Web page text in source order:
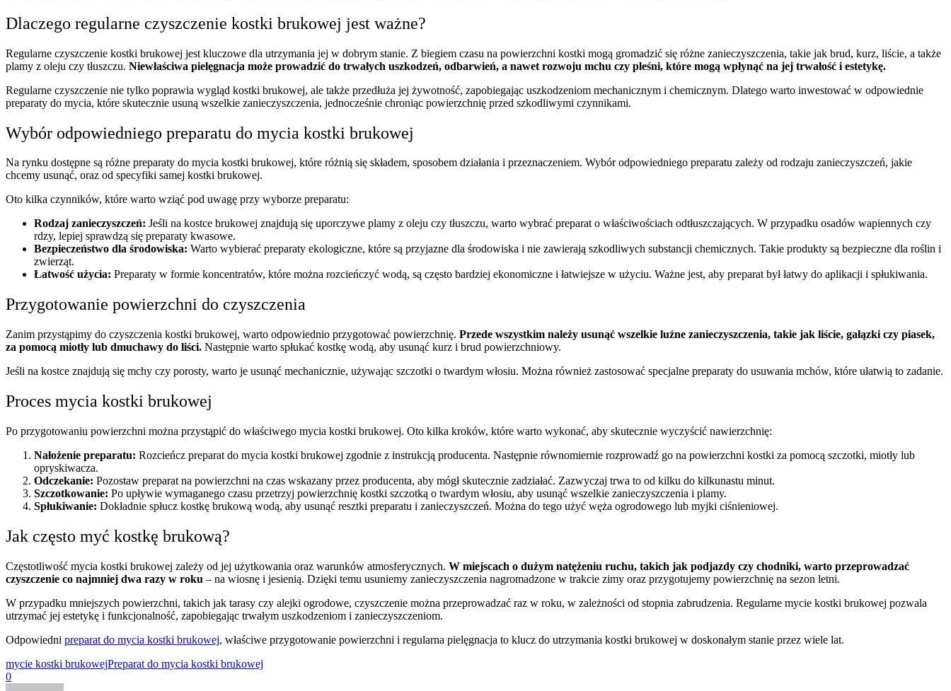
Dlaczego regularne czyszczenie kostki brukowej jest ważne?
Regularne czyszczenie kostki brukowej jest kluczowe dla utrzymania jej w dobrym stanie. Z biegiem czasu na powierzchni kostki mogą gromadzić się różne zanieczyszczenia, takie jak brud, kurz, liście, a także
plamy z oleju czy tłuszczu. Niewłaściwa pielęgnacja może prowadzić do trwałych uszkodzeń, odbarwień, a nawet rozwoju mchu czy pleśni, które mogą wpłynąć na jej trwałość i estetykę.
Regularne czyszczenie nie tylko poprawia wygląd kostki brukowej, ale także przedłuża jej żywotność, zapobiegając uszkodzeniom mechanicznym i chemicznym. Dlatego warto inwestować w odpowiednie
preparaty do mycia, które skutecznie usuną wszelkie zanieczyszczenia, jednocześnie chroniąc powierzchnię przed szkodliwymi czynnikami.
Wybór odpowiedniego preparatu do mycia kostki brukowej
Na rynku dostępne są różne preparaty do mycia kostki brukowej, które różnią się składem, sposobem działania i przeznaczeniem. Wybór odpowiedniego preparatu zależy od rodzaju zanieczyszczeń, jakie
chcemy usunąć, oraz od specyfiki samej kostki brukowej.
Oto kilka czynników, które warto wziąć pod uwagę przy wyborze preparatu:
Rodzaj zanieczyszczeń: Jeśli na kostce brukowej znajdują się uporczywe plamy z oleju czy tłuszczu, warto wybrać preparat o właściwościach odtłuszczających. W przypadku osadów wapiennych czy
rdzy, lepiej sprawdzą się preparaty kwasowe.
Bezpieczeństwo dla środowiska: Warto wybierać preparaty ekologiczne, które są przyjazne dla środowiska i nie zawierają szkodliwych substancji chemicznych. Takie produkty są bezpieczne dla roślin i
zwierząt.
Łatwość użycia: Preparaty w formie koncentratów, które można rozcieńczyć wodą, są często bardziej ekonomiczne i łatwiejsze w użyciu. Ważne jest, aby preparat był łatwy do aplikacji i spłukiwania.
Przygotowanie powierzchni do czyszczenia
Zanim przystąpimy do czyszczenia kostki brukowej, warto odpowiednio przygotować powierzchnię. Przede wszystkim należy usunąć wszelkie luźne zanieczyszczenia, takie jak liście, gałązki czy piasek,
za pomocą miotły lub dmuchawy do liści. Następnie warto spłukać kostkę wodą, aby usunąć kurz i brud powierzchniowy.
Jeśli na kostce znajdują się mchy czy porosty, warto je usunąć mechanicznie, używając szczotki o twardym włosiu. Można również zastosować specjalne preparaty do usuwania mchów, które ułatwią to zadanie.
Proces mycia kostki brukowej
Po przygotowaniu powierzchni można przystąpić do właściwego mycia kostki brukowej. Oto kilka kroków, które warto wykonać, aby skutecznie wyczyścić nawierzchnię:
Nałożenie preparatu: Rozcieńcz preparat do mycia kostki brukowej zgodnie z instrukcją producenta. Następnie równomiernie rozprowadź go na powierzchni kostki za pomocą szczotki, miotły lub
opryskiwacza.
Odczekanie: Pozostaw preparat na powierzchni na czas wskazany przez producenta, aby mógł skutecznie zadziałać. Zazwyczaj trwa to od kilku do kilkunastu minut.
Szczotkowanie: Po upływie wymaganego czasu przetrzyj powierzchnię kostki szczotką o twardym włosiu, aby usunąć wszelkie zanieczyszczenia i plamy.
Spłukiwanie: Dokładnie spłucz kostkę brukową wodą, aby usunąć resztki preparatu i zanieczyszczeń. Można do tego użyć węża ogrodowego lub myjki ciśnieniowej.
Jak często myć kostkę brukową?
Częstotliwość mycia kostki brukowej zależy od jej użytkowania oraz warunków atmosferycznych. W miejscach o dużym natężeniu ruchu, takich jak podjazdy czy chodniki, warto przeprowadzać
czyszczenie co najmniej dwa razy w roku – na wiosnę i jesienią. Dzięki temu usuniemy zanieczyszczenia nagromadzone w trakcie zimy oraz przygotujemy powierzchnię na sezon letni.
W przypadku mniejszych powierzchni, takich jak tarasy czy alejki ogrodowe, czyszczenie można przeprowadzać raz w roku, w zależności od stopnia zabrudzenia. Regularne mycie kostki brukowej pozwala
utrzymać jej estetykę i funkcjonalność, zapobiegając trwałym uszkodzeniom i zanieczyszczeniom.
Odpowiedni preparat do mycia kostki brukowej, właściwe przygotowanie powierzchni i regularna pielęgnacja to klucz do utrzymania kostki brukowej w doskonałym stanie przez wiele lat.
mycie kostki brukowejPreparat do mycia kostki brukowej
0